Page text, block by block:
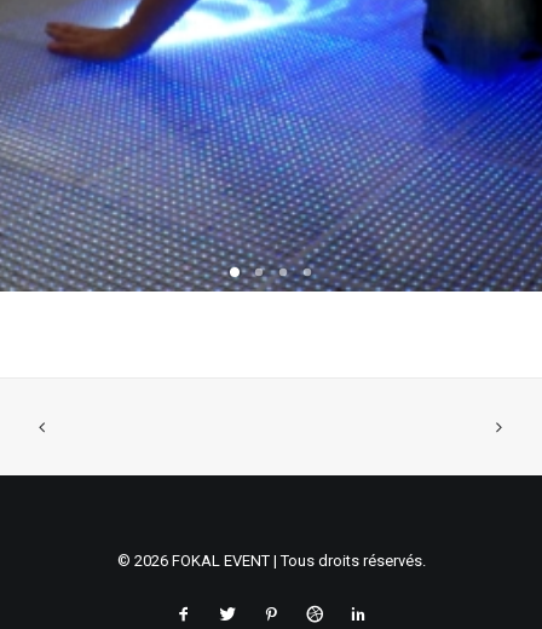
© 2026 FOKAL EVENT | Tous droits réservés.